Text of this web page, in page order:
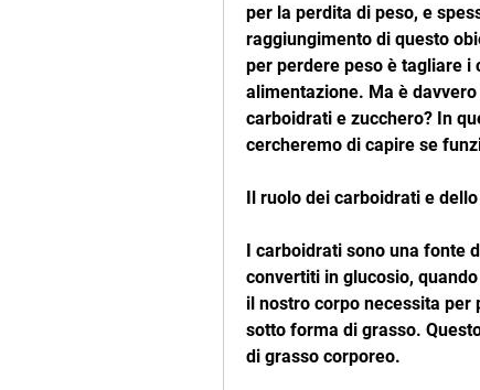
per la perdita di peso, e
raggiungimento di questo
per perdere peso è tagliare i
alimentazione. Ma è
carboidrati e zucchero? In
cercheremo di capire se
Il ruolo dei carboidrati e
I carboidrati sono una fonte
convertiti in glucosio,
il nostro corpo necessita
sotto forma di grasso.
di grasso corporeo.